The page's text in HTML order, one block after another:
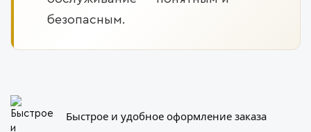
безопасным.
Быстрое и удобное оформление заказа